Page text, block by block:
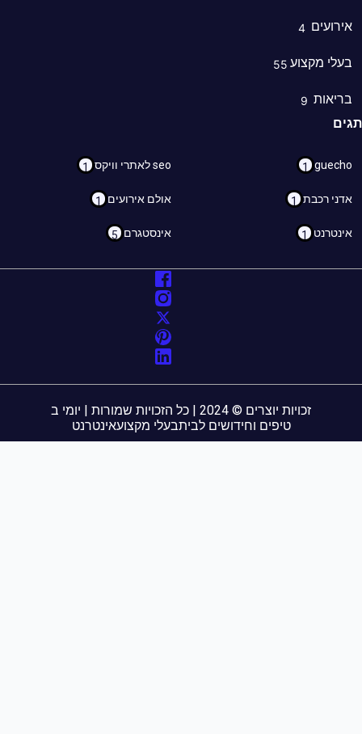
4
מקצוע55
9
1 seo לאתרי וויקס 1
רכבת 1 אולם אירועים 1
1 אינסטגרם 5
זכויות יוצרים © 2024 | כל הזכויות שמורות | יומי ב
טיפים וחידושים לביתבעלי מקצועאינטרנט